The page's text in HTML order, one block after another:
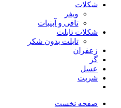
شکلات
ویفر
تافی و آبنبات
شکلات تابلت
تابلت بدون شکر
زعفران
گز
عسل
شربت
صفحه نخست